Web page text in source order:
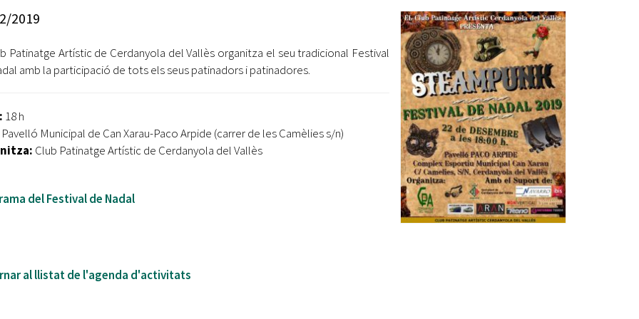
Ètica i Integritat
Retiment de Comptes
Accés a Informació Pública
Dades Obertes
Catàleg de Serveis i Tràmits
jove 2026
Cerdanyola opta a més de 5 milions d'euros del Pla de
Barris per transformar les Fontetes, Quatre Cantons i
l'entorn de l'avinguda Catalunya
tret de sortida al festival
L’Ajuntament reparteix ulleres gratuïtes per veure
Equipaments
Mercats Municipals
Webs Municipals
2019
Patinatge Artístic de Cerdanyola del Vallès organitza el seu tradicional Festival
amb la participació de tots els seus patinadors i patinadores.
18 h
Pavelló Municipal de Can Xarau-Paco Arpide (carrer de les Camèlies s/n)
Club Patinatge Artístic de Cerdanyola del Vallès
del Festival de Nadal
al llistat de l'agenda d'activitats